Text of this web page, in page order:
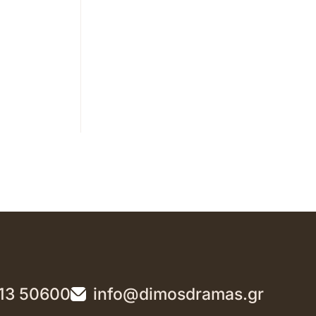
50600 info@dimosdramas.gr